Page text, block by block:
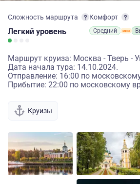
Сложность маршрута
Легкий уровень
Комфорт
Средний
Маршрут круиза: Москва - Тверь -
Дата начала тура: 14.10.2024.
Отправление: 16:00 по
Прибытие: 22:00 по московскому
Круизы